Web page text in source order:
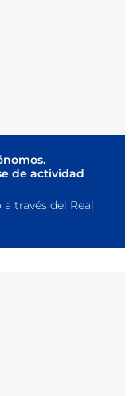
de actividad
través del Real